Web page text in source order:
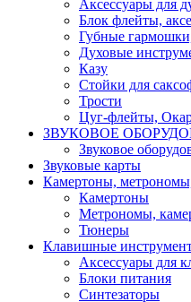
Аксессуары для
Блок флейты,
Губные
Духовые
Казу
Стойки для
Трости
Цуг-флейты,
ЗВУКОВОЕ
Звуковое
Звуковые карты
Камертоны,
Камертоны
Метрономы,
Тюнеры
Клавишные
Аксессуары для
Блоки питания
Синтезаторы